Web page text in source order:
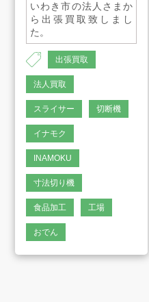
スタッフインタビュー
店舗案内
販売のご案内
会社案内
お知らせ
AMESYO MAGAGINE
いわき市の法人さまか
ら出張買取致しまし
た。
出張買取
法人買取
スライサー 切断機
イナモク
INAMOKU
寸法切り機
食品加工 工場
おでん